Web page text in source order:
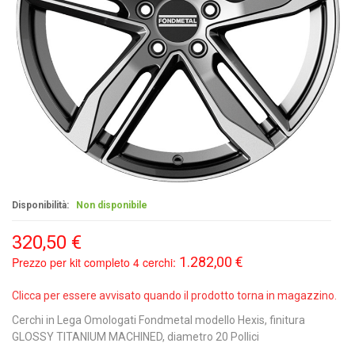
Disponibilità: Non disponibile
320,50 €
Prezzo per kit completo 4 cerchi: 1.282,00 €
Clicca per essere avvisato quando il prodotto torna in magazzino.
Cerchi in Lega Omologati Fondmetal modello Hexis, finitura
GLOSSY TITANIUM MACHINED, diametro 20 Pollici